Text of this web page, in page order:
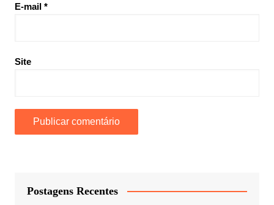
E-mail *
Site
Postagens Recentes